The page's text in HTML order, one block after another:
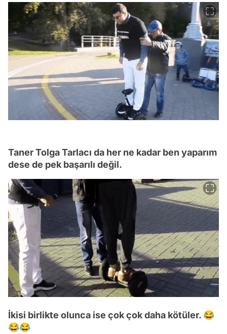
Taner Tolga Tarlacı da her ne kadar ben yaparım
dese de pek başarılı değil.
İkisi birlikte olunca ise çok çok daha kötüler. 😂
😂😂